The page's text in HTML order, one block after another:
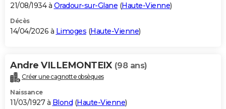
GUIDES D'ACHAT
BONS PLANS
Carte de Noël
Carte Bonne année
Carte Saint-Valentin
Carte Pâques
Carte d'anniversaire
DICTIONNAIRE
Dictionnaire
Biographies
Citations
Expressions
Proverbes
PROGRAMME TV
21/08/1934 à Oradour-sur-Glane (Haute-Vienne)
Décès
14/04/2026 à Limoges (Haute-Vienne)
Andre VILLEMONTEIX (98 ans)
Créer une cagnotte obsèques
Naissance
11/03/1927 à Blond (Haute-Vienne)